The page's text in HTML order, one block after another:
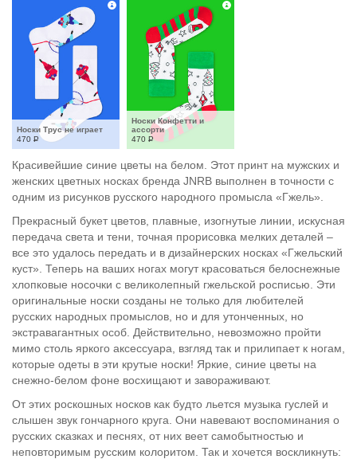
Носки Трус не играет
470 Р
Носки Конфетти и
ассорти
470 Р
Красивейшие синие цветы на белом. Этот принт на мужских и
женских цветных носках бренда JNRB выполнен в точности с
одним из рисунков русского народного промысла «Гжель».
Прекрасный букет цветов, плавные, изогнутые линии, искусная
передача света и тени, точная прорисовка мелких деталей –
все это удалось передать и в дизайнерских носках «Гжельский
куст». Теперь на ваших ногах могут красоваться белоснежные
хлопковые носочки с великолепный гжельской росписью. Эти
оригинальные носки созданы не только для любителей
русских народных промыслов, но и для утонченных, но
экстравагантных особ. Действительно, невозможно пройти
мимо столь яркого аксессуара, взгляд так и прилипает к ногам,
которые одеты в эти крутые носки! Яркие, синие цветы на
снежно-белом фоне восхищают и завораживают.
От этих роскошных носков как будто льется музыка гуслей и
слышен звук гончарного круга. Они навевают воспоминания о
русских сказках и песнях, от них веет самобытностью и
неповторимым русским колоритом. Так и хочется воскликнуть: